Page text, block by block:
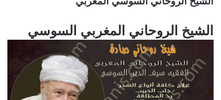
الشيخ الروحاني المغربي السوسي